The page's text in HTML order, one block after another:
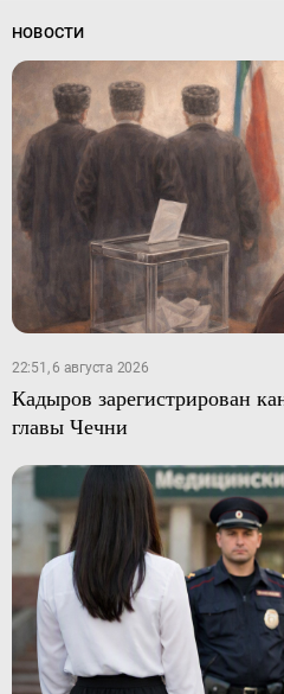
НОВОСТИ
22:51, 6 августа 2026
Кадыров зарегистрирован
главы Чечни